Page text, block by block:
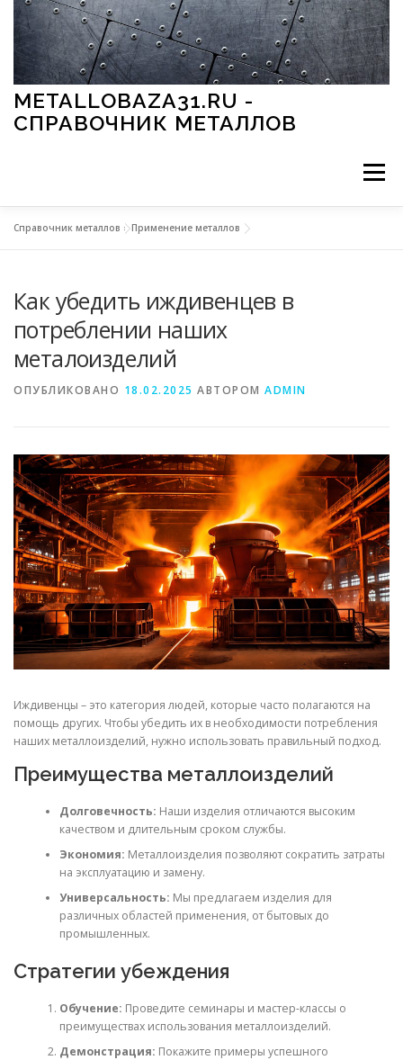
Перейти к содержимому
METALLOBAZA31.RU -
СПРАВОЧНИК МЕТАЛЛОВ
Меню
МЕТАЛЛЫ И ОКРУЖАЮЩАЯ СРЕДА
ПРИМЕНЕНИЕ МЕТАЛЛОВ
СТАТЬИ
Справочник металлов »Применение металлов
Как убедить иждивенцев в
потреблении наших
металоизделий
ОПУБЛИКОВАНО 18.02.2025 АВТОРОМ ADMIN
Иждивенцы – это категория людей, которые часто полагаются на
помощь других. Чтобы убедить их в необходимости потребления
наших металлоизделий, нужно использовать правильный подход.
Преимущества металлоизделий
Долговечность: Наши изделия отличаются высоким
качеством и длительным сроком службы.
Экономия: Металлоизделия позволяют сократить затраты
на эксплуатацию и замену.
Универсальность: Мы предлагаем изделия для
различных областей применения, от бытовых до
промышленных.
Стратегии убеждения
Обучение: Проведите семинары и мастер-классы о
преимуществах использования металлоизделий.
Демонстрация: Покажите примеры успешного